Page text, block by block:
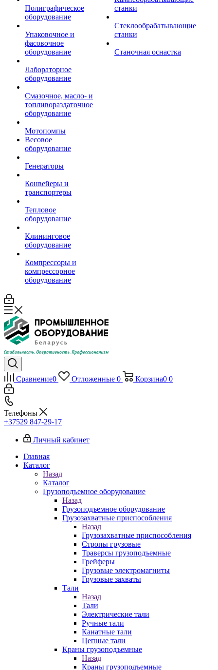
Полиграфическое
оборудование
Упаковочное и
фасовочное
оборудование
Лабораторное
оборудование
Смазочное, масло- и
топливораздаточное
оборудование
Мотопомпы
Весовое
оборудование
Генераторы
Конвейеры и
транспортеры
Тепловое
оборудование
Клининговое
оборудование
Компрессоры и
компрессорное
оборудование
станки
Стеклообрабатывающие
станки
Станочная оснастка
Сравнение0 Отложенные 0 Корзина0 0
Телефоны
+37529 847-29-17‬
Личный кабинет
Главная
Каталог
Назад
Каталог
Грузоподъемное оборудование
Назад
Грузоподъемное оборудование
Грузозахватные приспособления
Назад
Грузозахватные приспособления
Стропы грузовые
Траверсы грузоподъемные
Грейферы
Грузовые электромагниты
Грузовые захваты
Тали
Назад
Тали
Электрические тали
Ручные тали
Канатные тали
Цепные тали
Краны грузоподъемные
Назад
Краны грузоподъемные